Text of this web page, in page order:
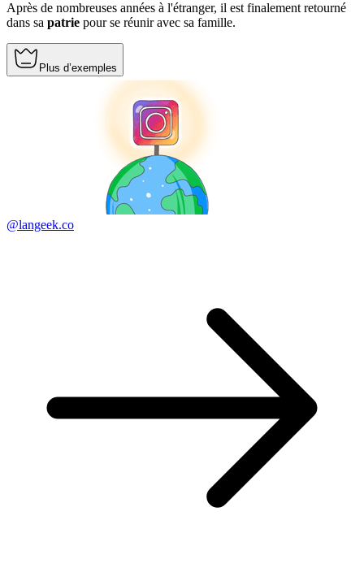
Après de nombreuses années à l'étranger, il est finalement retourné
dans sa patrie pour se réunir avec sa famille.
Plus d’exemples
@langeek.co